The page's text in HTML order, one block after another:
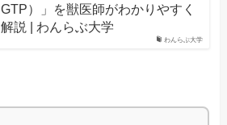
わんらぶ大学
GTP）」を獣医師がわかりやすく
解説 | わんらぶ大学